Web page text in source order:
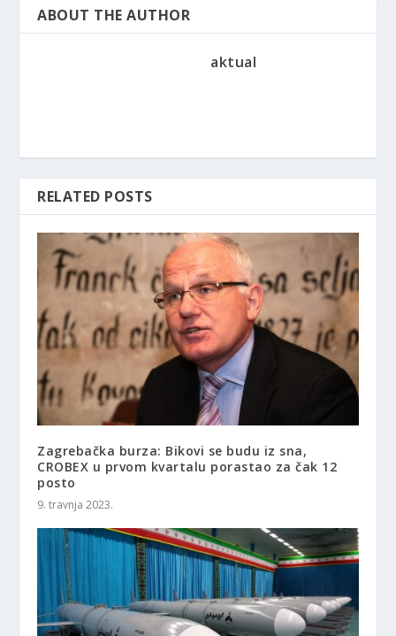
ABOUT THE AUTHOR
aktual
RELATED POSTS
Zagrebačka burza: Bikovi se budu iz sna,
CROBEX u prvom kvartalu porastao za čak 12
posto
9. travnja 2023.